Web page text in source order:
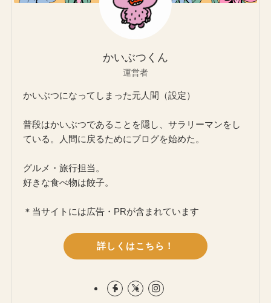
かいぶつくん
運営者
かいぶつになってしまった元人間（設定）
普段はかいぶつであることを隠し、サラリーマンをし
ている。人間に戻るためにブログを始めた。
グルメ・旅行担当。
好きな食べ物は餃子。
＊当サイトには広告・PRが含まれています
詳しくはこちら！